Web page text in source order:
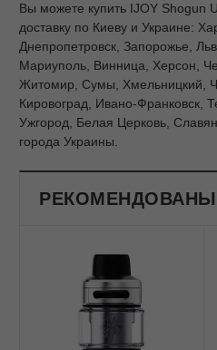
Вы можете купить IJOY Shogun
доставку по Киеву и Украине:
Днепропетровск, Запорожье,
Мариуполь, Винница, Херсон,
Житомир, Сумы, Хмельницкий,
Кировоград, Ивано-Франковск,
Ужгород, Белая Церковь,
города Украины.